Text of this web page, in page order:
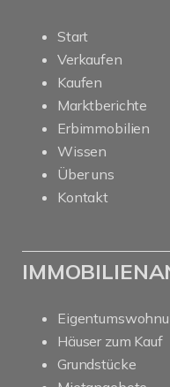
Start
Verkaufen
Kaufen
Marktberichte
Erbimmobilien
Wissen
Über uns
Kontakt
Häuser zum Kauf
Grundstücke